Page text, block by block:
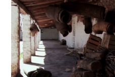
¿QUÉ SUEÑAN LAS